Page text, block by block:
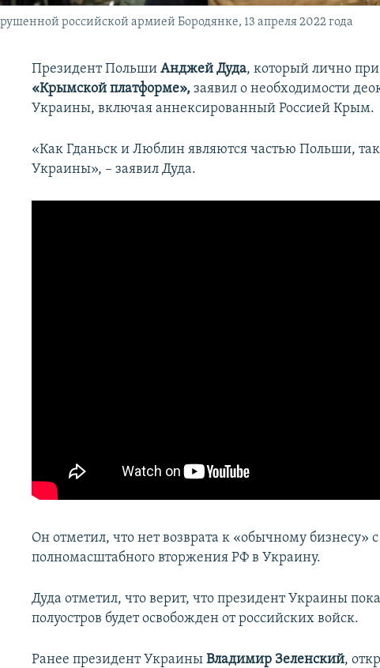
российской армией Бородянке, 13 апреля 2022 года
Президент ПольшиАнджей Дуда, который лично
«Крымской платформе», заявил о необходимости
Украины, включая аннексированный Россией Крым.
«Как Гданьск и Люблин являются частью Польши,
Украины», – заявил Дуда.
Он отметил, что нет возврата к «обычному бизнесу»
полномасштабного вторжения РФ в Украину.
Дуда отметил, что верит, что президент Украины
полуостров будет освобожден от российских войск.
Ранее президент УкраиныВладимир Зеленский,